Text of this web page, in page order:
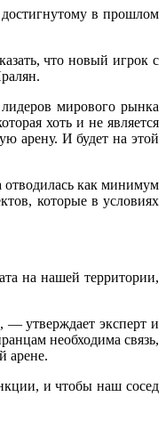
в прошлом
что новый игрок с
мирового рынка
хоть и не является
арену. И будет на этой
отводилась как минимум
которые в условиях
на нашей территории,
утверждает эксперт и
необходима связь,
арене.
и чтобы наш сосед